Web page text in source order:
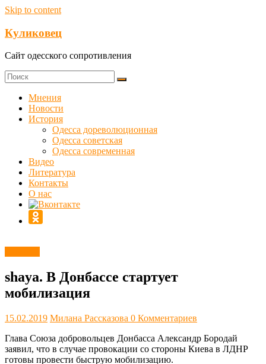
Skip to content
Куликовец
Сайт одесского сопротивления
Мнения
Новости
История
Одесса дореволюционная
Одесса советская
Одесса современная
Видео
Литература
Контакты
О нас
shaya. В Донбассе стартует
мобилизация
15.02.2019 Милана Рассказова 0 Комментариев
Глава Союза добровольцев Донбасса Александр Бородай
заявил, что в случае провокации со стороны Киева в ЛДНР
готовы провести быструю мобилизацию.